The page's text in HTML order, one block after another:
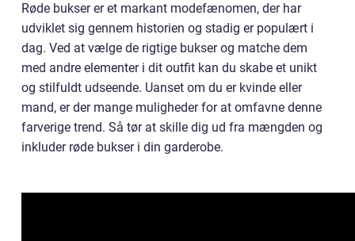
Røde bukser er et markant modefænomen, der har
udviklet sig gennem historien og stadig er populært i
dag. Ved at vælge de rigtige bukser og matche dem
med andre elementer i dit outfit kan du skabe et unikt
og stilfuldt udseende. Uanset om du er kvinde eller
mand, er der mange muligheder for at omfavne denne
farverige trend. Så tør at skille dig ud fra mængden og
inkluder røde bukser i din garderobe.